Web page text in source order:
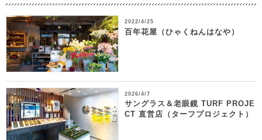
2022/4/25
百年花屋（ひゃくねんはなや）
2026/4/7
サングラス＆老眼鏡 TURF PROJE
CT 直営店（ターフプロジェクト）